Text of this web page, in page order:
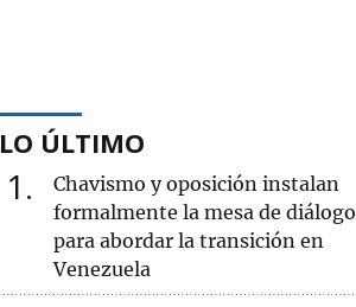
LO ÚLTIMO
1
Chavismo y oposición instalan
formalmente la mesa de diálogo
para abordar la transición en
Venezuela